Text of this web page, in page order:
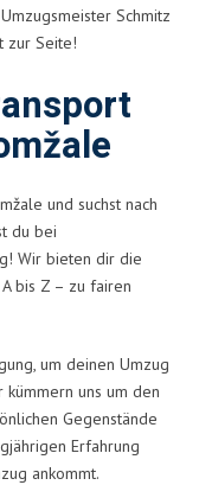
Schmitz
zur Seite!
und suchst nach
du bei
Wir bieten dir die
bis Z – zu fairen
um deinen Umzug
uns um den
Gegenstände
Erfahrung
ankommt.